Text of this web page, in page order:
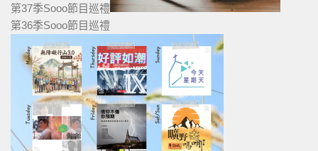
第37季Sooo節目巡禮
第36季Sooo節目巡禮